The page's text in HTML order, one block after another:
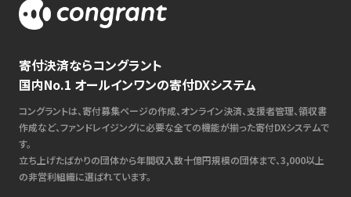
寄付決済ならコングラント
国内No.1 オールインワンの寄付DXシステム
コングラントは、寄付募集ページの作成、オンライン決済、支援者管理、領収書
作成など、ファンドレイジングに必要な全ての機能が揃った寄付DXシステムで
す。
立ち上げたばかりの団体から年間収入数十億円規模の団体まで、3,000以上
の非営利組織に選ばれています。